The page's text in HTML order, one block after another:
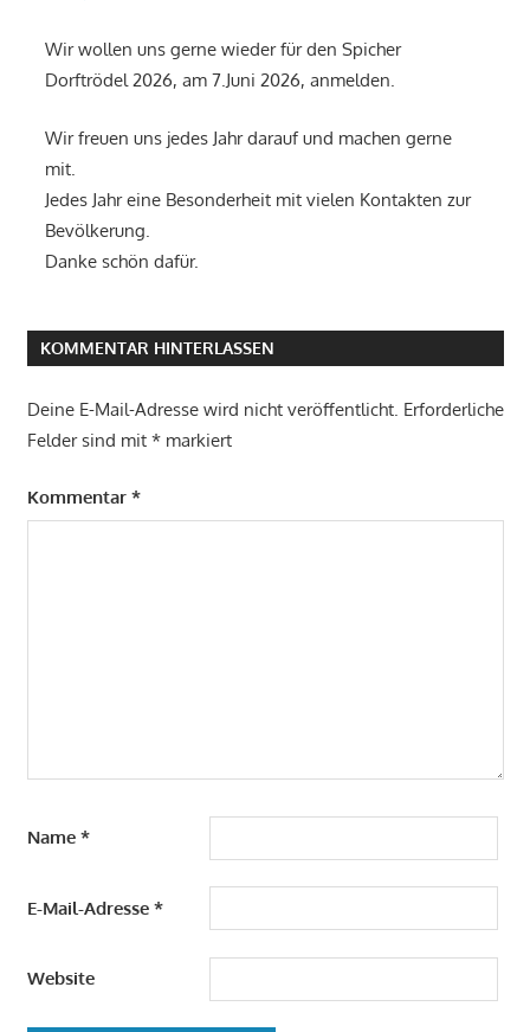
Wir wollen uns gerne wieder für den Spicher
Dorftrödel 2026, am 7.Juni 2026, anmelden.
Wir freuen uns jedes Jahr darauf und machen gerne
mit.
Jedes Jahr eine Besonderheit mit vielen Kontakten zur
Bevölkerung.
Danke schön dafür.
KOMMENTAR HINTERLASSEN
Deine E-Mail-Adresse wird nicht veröffentlicht. Erforderliche
Felder sind mit *markiert
Kommentar *
Name *
E-Mail-Adresse *
Website